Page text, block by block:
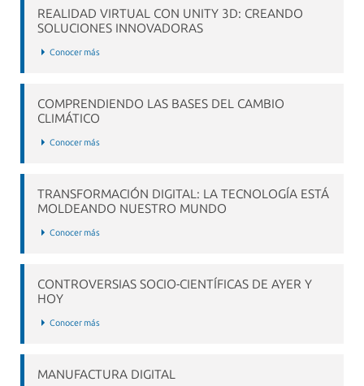
REALIDAD VIRTUAL CON UNITY 3D: CREANDO
SOLUCIONES INNOVADORAS
Conocer más
COMPRENDIENDO LAS BASES DEL CAMBIO
CLIMÁTICO
Conocer más
TRANSFORMACIÓN DIGITAL: LA TECNOLOGÍA ESTÁ
MOLDEANDO NUESTRO MUNDO
Conocer más
CONTROVERSIAS SOCIO-CIENTÍFICAS DE AYER Y
HOY
Conocer más
MANUFACTURA DIGITAL